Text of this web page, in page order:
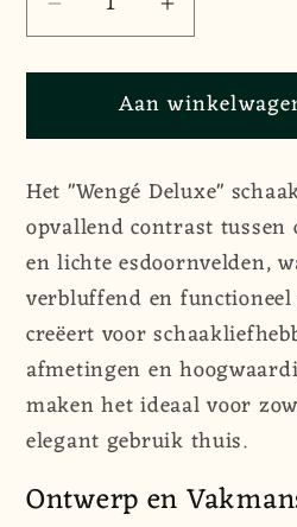
Aantal
verlagen
voor
Schaakbord
&quot;Wengé
|
Toernooi
Formaat
|
55
mm
|
Wengé
&amp;
Aantal
verhogen
voor
|
Toernooi
Formaat
|
55
mm
|
Wengé
&amp;
Esdoorn
Aan
Het "Wengé Deluxe"
opvallend contrast tussen
en lichte esdoornvelden,
verbluffend en
creëert voor
afmetingen en
maken het ideaal voor
elegant gebruik thuis.
Ontwerp en